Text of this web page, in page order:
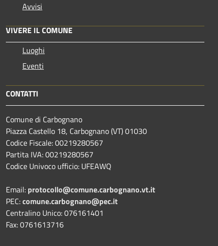
Avvisi
VIVERE IL COMUNE
Luoghi
Eventi
CONTATTI
Comune di Carbognano
Piazza Castello 18, Carbognano (VT) 01030
Codice Fiscale: 00219280567
Partita IVA: 00219280567
Codice Univoco ufficio: UFEAWQ
Email: protocollo@comune.carbognano.vt.it
PEC:comune.carbognano@pec.it
Centralino Unico: 076161401
Fax: 0761613716